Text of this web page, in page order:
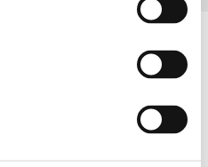
på udgivelser